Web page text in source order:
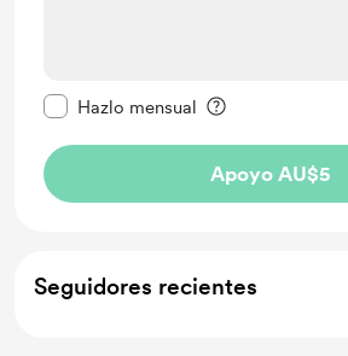
Hazlo mensual
Apoyo AU$5
Seguidores recientes